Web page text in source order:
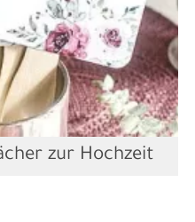
zur Hochzeit